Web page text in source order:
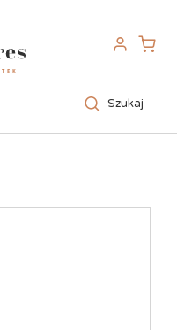
Szukaj